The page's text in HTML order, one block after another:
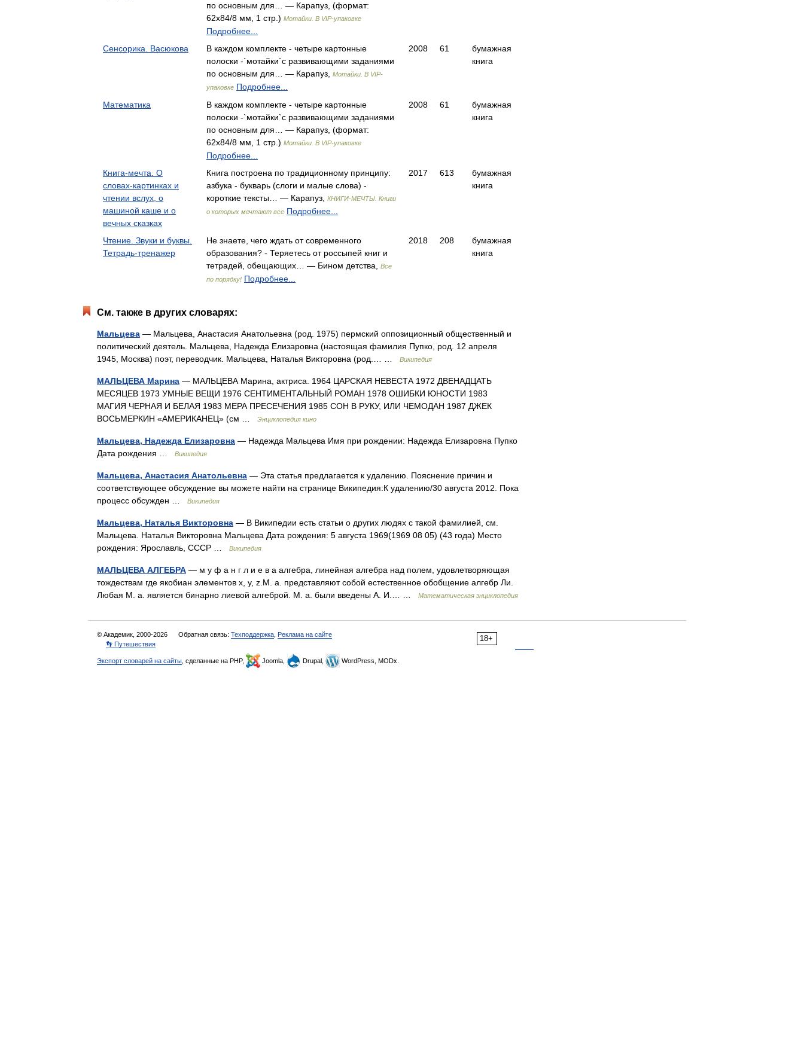
по основным для… — Карапуз, (формат:
62х84/8 мм, 1 стр.) Мотайки. В VIP-упаковке
Подробнее...
Сенсорика. Васюкова
В каждом комплекте - четыре картонные
полоски -`мотайки`с развивающими заданиями
по основным для… — Карапуз,
Мотайки. В VIP-
упаковке Подробнее...
2008 61
бумажная
книга
Математика
В каждом комплекте - четыре картонные
полоски -`мотайки`с развивающими заданиями
по основным для… — Карапуз, (формат:
62х84/8 мм, 1 стр.) Мотайки. В VIP-упаковке
Подробнее...
2008 61
бумажная
книга
Книга-мечта. О
словах-картинках и
чтении вслух, о
машиной каше и о
вечных сказках
Книга построена по традиционному принципу:
азбука - букварь (слоги и малые слова) -
короткие тексты… — Карапуз,
КНИГИ-МЕЧТЫ. Книги
о которых мечтают все Подробнее...
2017 613
бумажная
книга
Чтение. Звуки и буквы.
Тетрадь-тренажер
Не знаете, чего ждать от современного
образования? - Теряетесь от россыпей книг и
тетрадей, обещающих… — Бином детства,
Все
по порядку! Подробнее...
2018 208
бумажная
книга
См. также в других словарях:
Мальцева — Мальцева, Анастасия Анатольевна (род. 1975) пермский оппозиционный общественный и
политический деятель. Мальцева, Надежда Елизаровна (настоящая фамилия Пупко, род. 12 апреля
1945, Москва) поэт, переводчик. Мальцева, Наталья Викторовна (род.… …
Википедия
МАЛЬЦЕВА Марина — МАЛЬЦЕВА Марина, актриса. 1964 ЦАРСКАЯ НЕВЕСТА 1972 ДВЕНАДЦАТЬ
МЕСЯЦЕВ 1973 УМНЫЕ ВЕЩИ 1976 СЕНТИМЕНТАЛЬНЫЙ РОМАН 1978 ОШИБКИ ЮНОСТИ 1983
МАГИЯ ЧЕРНАЯ И БЕЛАЯ 1983 МЕРА ПРЕСЕЧЕНИЯ 1985 СОН В РУКУ, ИЛИ ЧЕМОДАН 1987 ДЖЕК
ВОСЬМЕРКИН «АМЕРИКАНЕЦ» (см …
Энциклопедия кино
Мальцева, Надежда Елизаровна — Надежда Мальцева Имя при рождении: Надежда Елизаровна Пупко
Дата рождения …
Википедия
Мальцева, Анастасия Анатольевна — Эта статья предлагается к удалению. Пояснение причин и
соответствующее обсуждение вы можете найти на странице Википедия:К удалению/30 августа 2012. Пока
процесс обсужден …
Википедия
Мальцева, Наталья Викторовна — В Википедии есть статьи о других людях с такой фамилией, см.
Мальцева. Наталья Викторовна Мальцева Дата рождения: 5 августа 1969(1969 08 05) (43 года) Место
рождения: Ярославль, СССР …
Википедия
МАЛЬЦЕВА АЛГЕБРА — м у ф а н г л и е в а алгебра, линейная алгебра над полем, удовлетворяющая
тождествам где якобиан элементов х, у, z.M. а. представляют собой естественное обобщение алгебр Ли.
Любая М. а. является бинарно лиевой алгеброй. М. а. были введены А. И.… …
Математическая энциклопедия
18+
© Академик, 2000-2026 Обратная связь: Техподдержка Реклама на сайте
👣 Путешествия
Экспорт словарей на сайты , сделанные на PHP, Joomla, Drupal, WordPress, MODx.